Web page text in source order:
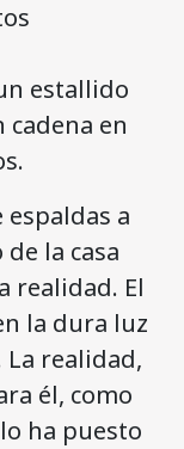
estallido
en
a
la casa
realidad. El
la dura luz
realidad,
él, como
ha puesto